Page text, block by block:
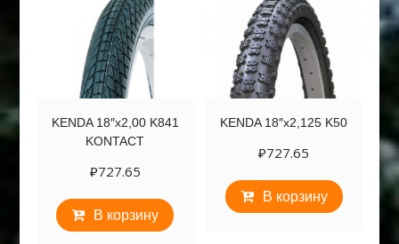
KENDA 18″х2,00 K841
KONTACT
₽727.65
В корзину
KENDA 18″х2,125 K50
₽727.65
В корзину